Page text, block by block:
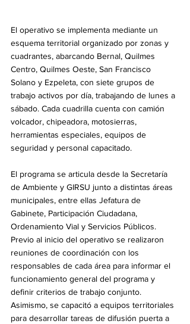
El operativo se implementa mediante un
esquema territorial organizado por zonas y
cuadrantes, abarcando Bernal, Quilmes
Centro, Quilmes Oeste, San Francisco
Solano y Ezpeleta, con siete grupos de
trabajo activos por día, trabajando de lunes a
sábado. Cada cuadrilla cuenta con camión
volcador, chipeadora, motosierras,
herramientas especiales, equipos de
seguridad y personal capacitado.
El programa se articula desde la Secretaría
de Ambiente y GIRSU junto a distintas áreas
municipales, entre ellas Jefatura de
Gabinete, Participación Ciudadana,
Ordenamiento Vial y Servicios Públicos.
Previo al inicio del operativo se realizaron
reuniones de coordinación con los
responsables de cada área para informar el
funcionamiento general del programa y
definir criterios de trabajo conjunto.
Asimismo, se capacitó a equipos territoriales
para desarrollar tareas de difusión puerta a